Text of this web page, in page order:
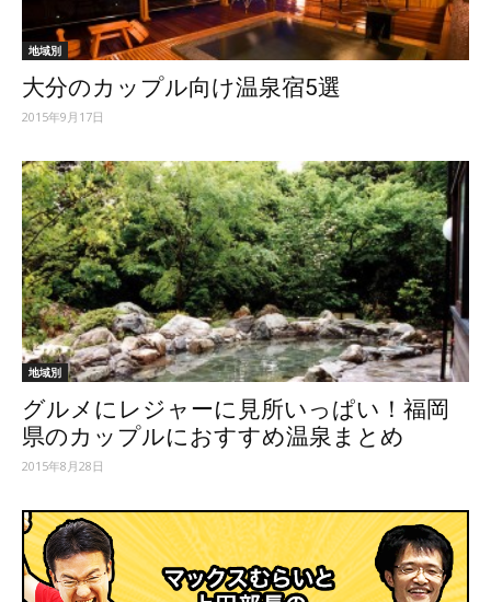
テ
ィ】
地域別
大分のカップル向け温泉宿5選
2015年9月17日
地域別
グルメにレジャーに見所いっぱい！福岡
県のカップルにおすすめ温泉まとめ
2015年8月28日